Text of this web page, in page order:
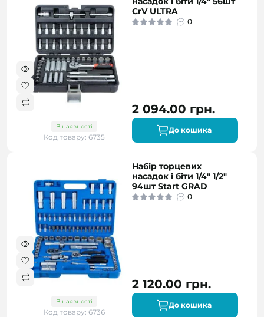
В наявності
Код товару: 6735
CrV ULTRA
0
2 094.00 грн.
До кошика
В наявності
Код товару: 6736
Набір торцевих
насадок і біти 1/4" 1/2"
94шт Start GRAD
0
2 120.00 грн.
До кошика